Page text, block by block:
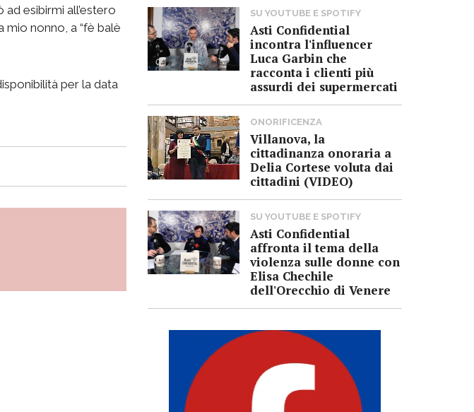
esibirmi all’estero
mio nonno, a “fè balè
per la data
SU YOUTUBE E SPOTIFY
Asti Confidential
incontra l'influencer
Luca Garbin che
racconta i clienti più
assurdi dei supermercati
ONORIFICENZA
Villanova, la
cittadinanza onoraria a
Delia Cortese voluta dai
cittadini (VIDEO)
SU YOUTUBE E SPOTIFY
Asti Confidential
affronta il tema della
violenza sulle donne con
Elisa Chechile
dell'Orecchio di Venere